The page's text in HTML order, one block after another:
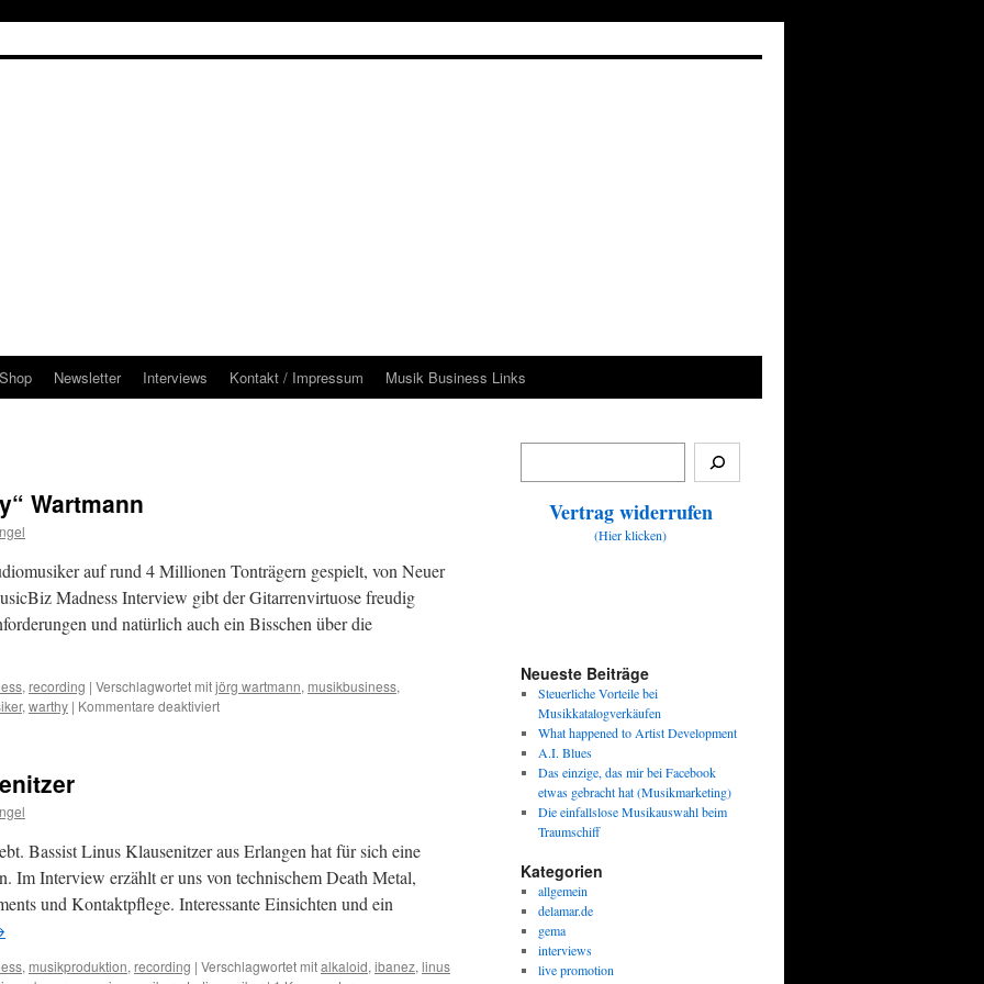
Shop Newsletter Interviews Kontakt / Impressum Musik Business Links
Wartmann
auf rund 4 Millionen Tonträgern gespielt, von Neuer
Madness Interview gibt der Gitarrenvirtuose freudig
und natürlich auch ein Bisschen über die
, recording | Verschlagwortet mitjörg wartmann, musikbusiness,
, warthy | Kommentare deaktiviertfür
Bassist Linus Klausenitzer aus Erlangen hat für sich eine
Im Interview erzählt er uns von technischem Death Metal,
und Kontaktpflege. Interessante Einsichten und ein
, musikproduktion, recording | Verschlagwortet mitalkaloid, ibanez, linus
Vertrag widerrufen
(Hier klicken)
Neueste Beiträge
Steuerliche Vorteile bei
Musikkatalogverkäufen
What happened to Artist Development
A.I. Blues
Das einzige, das mir bei Facebook
etwas gebracht hat (Musikmarketing)
Die einfallslose Musikauswahl beim
Traumschiff
Kategorien
allgemein
delamar.de
gema
interviews
live promotion